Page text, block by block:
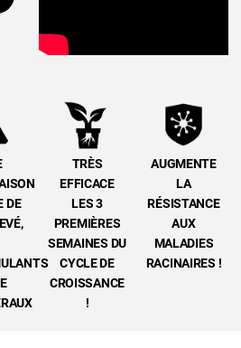
DE
TRÈS
EFFICACE
LES 3
PREMIÈRES
SEMAINES DU
CYCLE DE
CROISSANCE
!
AUGMENTE
LA
RÉSISTANCE
AUX
MALADIES
RACINAIRES !